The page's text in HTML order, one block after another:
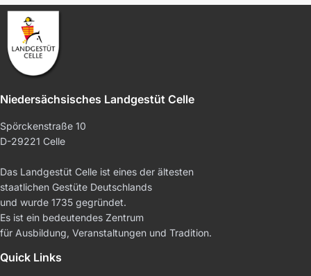
Niedersächsisches Landgestüt Celle
Spörckenstraße 10
D-29221 Celle
Das Landgestüt Celle ist eines der ältesten
staatlichen Gestüte Deutschlands
und wurde 1735 gegründet.
Es ist ein bedeutendes Zentrum
für Ausbildung, Veranstaltungen und Tradition.
Quick Links